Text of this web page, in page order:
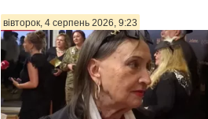
відповідала на зап...
вівторок, 4 серпень 2026, 9:23